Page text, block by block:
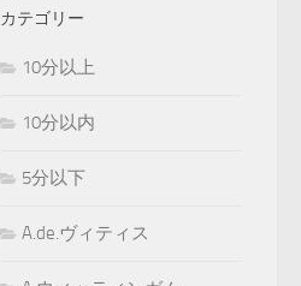
カテゴリー
10分以上
10分以内
5分以下
A.de.ヴィティス